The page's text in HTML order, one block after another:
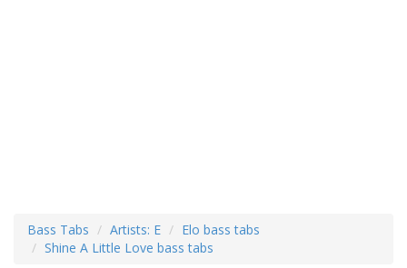
Bass Tabs Artists: E
Elo bass tabs
Shine A Little Love bass tabs